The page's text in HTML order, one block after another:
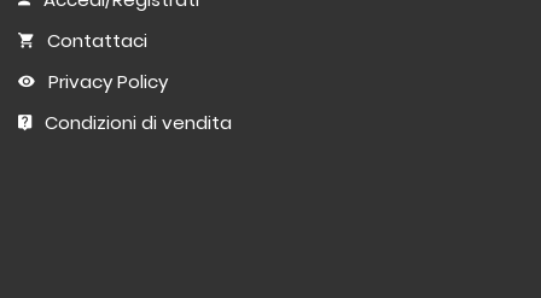
Contattaci
Privacy Policy
Condizioni di vendita